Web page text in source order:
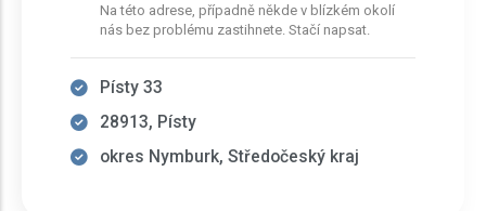
Na této adrese, případně někde v blízkém okolí
nás bez problému zastihnete. Stačí napsat.
Písty 33
28913, Písty
okres Nymburk, Středočeský kraj